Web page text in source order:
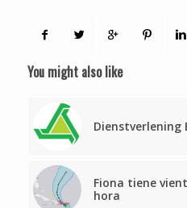
You might also like
Dienstverlening
Fiona tiene
hora